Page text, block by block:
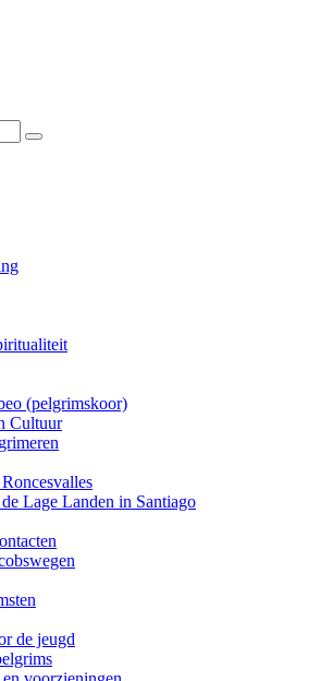
(pelgrimskoor)
Cultuur
Lage Landen in Santiago
de jeugd